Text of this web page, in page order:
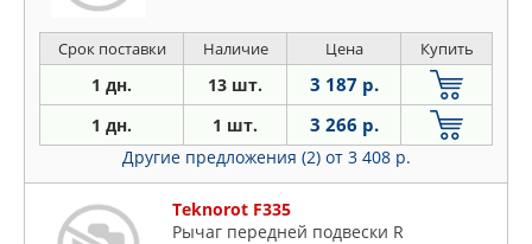
Срок поставки Наличие Цена Купить
1 дн. 13 шт. 3 187 р.
1 дн. 1 шт. 3 266 р.
Другие предложения (2) от 3 408 р.
Teknorot F335
Рычаг передней подвески R